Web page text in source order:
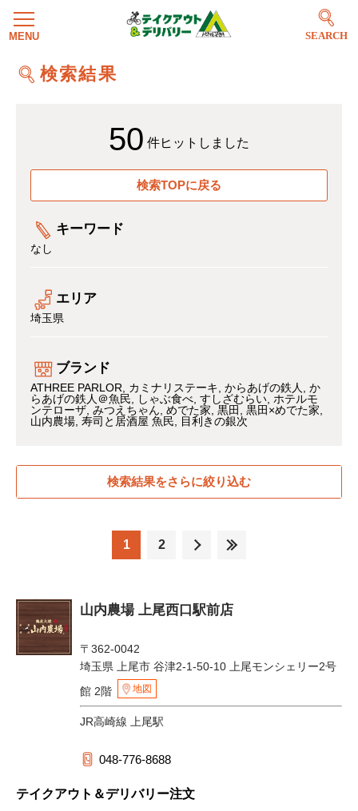
SEARCH
検索結果
50 件ヒットしました
検索TOPに戻る
キーワード
なし
エリア
埼玉県
ブランド
ATHREE PARLOR カミナリステーキ からあげの鉄人
か
らあげの鉄人＠魚民
しゃぶ食べ すしざむらい ホテルモ
ンテローザ みつえちゃん めでた家 黒田
黒田×めでた家
山内農場 寿司と居酒屋 魚民 目利きの銀次
検索結果をさらに絞り込む
1 2
山内農場 上尾西口駅前店
〒362-0042
埼玉県 上尾市 谷津2-1-50-10 上尾モンシェリー2号
館 2階
地図
JR高崎線 上尾駅
048-776-8688
テイクアウト＆デリバリー注文